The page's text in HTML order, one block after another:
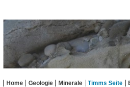
Home Geologie Minerale Timms Seite